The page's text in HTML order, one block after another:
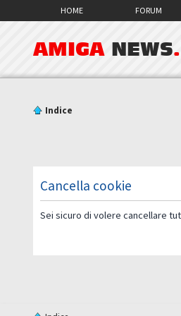
HOME FORUM
AMIGA NEWS
Indice
Cancella cookie
Sei sicuro di volere cancellare